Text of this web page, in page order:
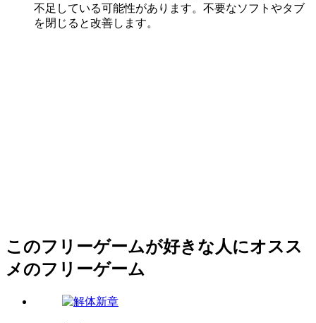
不足している可能性があります。不要なソフトやタブ
を閉じると改善します。
このフリーゲームが好きな人にオスス
メのフリーゲーム